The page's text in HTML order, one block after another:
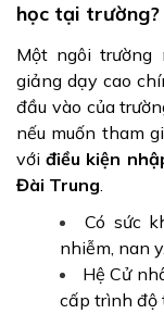
học tại trường?
Một ngôi
giảng dạy cao
đầu vào của
nếu muốn tham
vớiđiều kiện
Đài Trung.
Có sức
nhiễm, nan y.
Hệ Cử
cấp trình độ